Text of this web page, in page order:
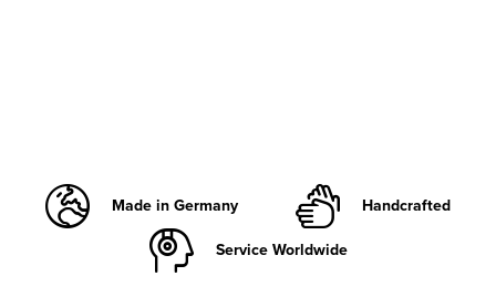
Made in Germany
Handcrafted
Service Worldwide